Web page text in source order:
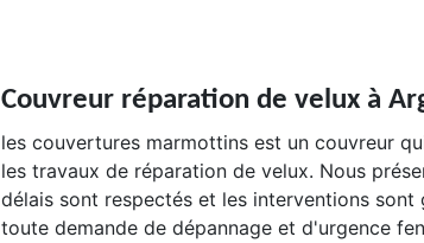
Couvreur réparation de velux à
les couvertures marmottins est un couvreur
les travaux de réparation de velux. Nous
délais sont respectés et les interventions
toute demande de dépannage et d'urgence